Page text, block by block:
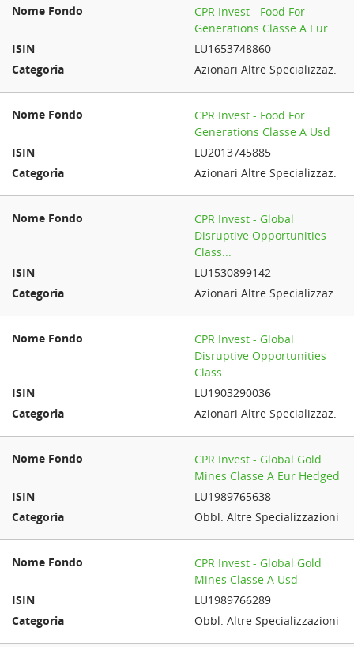
CPR Invest - Food For
Generations Classe A Eur
LU1653748860
Azionari Altre Specializzaz.
CPR Invest - Food For
Generations Classe A Usd
LU2013745885
Azionari Altre Specializzaz.
CPR Invest - Global
Disruptive Opportunities
Class...
LU1530899142
Azionari Altre Specializzaz.
CPR Invest - Global
Disruptive Opportunities
Class...
LU1903290036
Azionari Altre Specializzaz.
CPR Invest - Global Gold
Mines Classe A Eur Hedged
LU1989765638
Obbl. Altre Specializzazioni
CPR Invest - Global Gold
Mines Classe A Usd
LU1989766289
Obbl. Altre Specializzazioni